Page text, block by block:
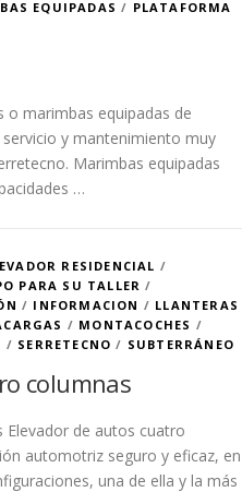
EQUIPADAS / PLATAFORMA
o marimbas equipadas de
y mantenimiento muy
Marimbas equipadas
…
RESIDENCIAL /
PARA SU TALLER /
/ INFORMACION / LLANTERAS
/ MONTACOCHES /
/ SERRETECNO / SUBTERRÁNEO
columnas
de autos cuatro
automotriz seguro y eficaz, en
una de ella y la